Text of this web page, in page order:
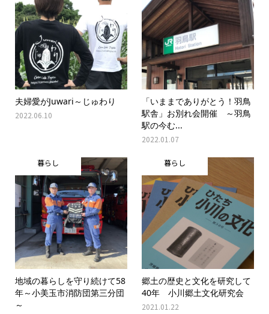
夫婦愛がJuwari～じゅわり
2022.06.10
「いままでありがとう！羽鳥
駅舎」お別れ会開催 ～羽鳥
駅の今む...
2022.01.07
暮らし
地域の暮らしを守り続けて58
年～小美玉市消防団第三分団
～
暮らし
郷土の歴史と文化を研究して
40年 小川郷土文化研究会
2021.01.22